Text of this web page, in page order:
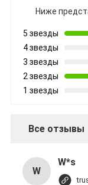
Ниже
5 звезды
4 звезды
3 звезды
2 звезды
1 звезды
Все отзывы
W
W*s